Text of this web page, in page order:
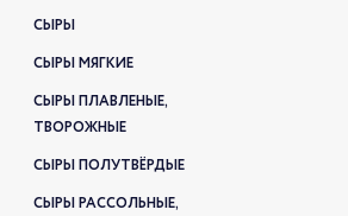
СЫРЫ
СЫРЫ МЯГКИЕ
СЫРЫ ПЛАВЛЕНЫЕ,
ТВОРОЖНЫЕ
СЫРЫ ПОЛУТВЁРДЫЕ
СЫРЫ РАССОЛЬНЫЕ,